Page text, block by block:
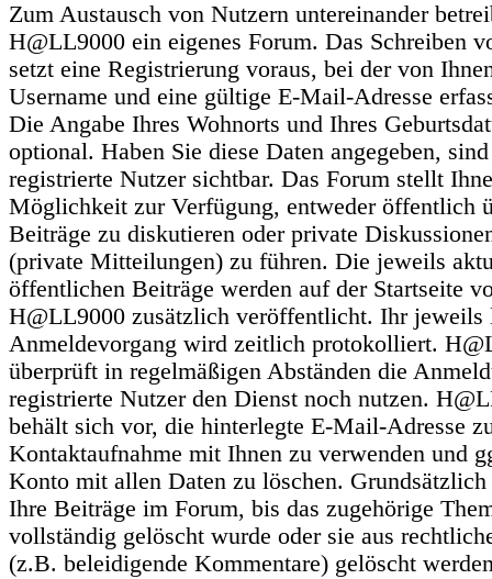
Zum Austausch von Nutzern untereinander
H@LL9000 ein eigenes Forum. Das Schreiben
setzt eine Registrierung voraus, bei der von
Username und eine gültige E-Mail-Adresse
Die Angabe Ihres Wohnorts und Ihres
optional. Haben Sie diese Daten angegeben,
registrierte Nutzer sichtbar. Das Forum stellt
Möglichkeit zur Verfügung, entweder öffentlich
Beiträge zu diskutieren oder private
(private Mitteilungen) zu führen. Die jeweils
öffentlichen Beiträge werden auf der Startseite
H@LL9000 zusätzlich veröffentlicht. Ihr jeweils
Anmeldevorgang wird zeitlich protokolliert.
überprüft in regelmäßigen Abständen die
registrierte Nutzer den Dienst noch nutzen.
behält sich vor, die hinterlegte E-Mail-Adresse
Kontaktaufnahme mit Ihnen zu verwenden und
Konto mit allen Daten zu löschen.
Ihre Beiträge im Forum, bis das zugehörige
vollständig gelöscht wurde oder sie aus
(z.B. beleidigende Kommentare) gelöscht